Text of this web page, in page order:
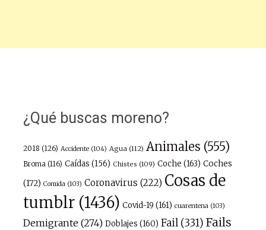
¿Qué buscas moreno?
2018 (126) Accidente(104) Agua(112) Animales (555)
Broma(116) Caídas (156) Chistes (109) Coche (163) Coches
(172) Comida(103) Coronavirus (222) Cosas de
tumblr(1436) Covid-19 (161) cuarentena(103)
Demigrante(274) Doblajes (160) Fail(331) Fails